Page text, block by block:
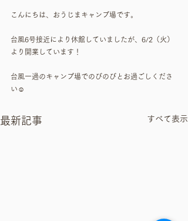
こんにちは、おうじまキャンプ場です。
台風6号接近により休館していましたが、6/2（火）
より開業しています！
台風一過のキャンプ場でのびのびとお過ごしくださ
い☺️
最新記事 すべて表示